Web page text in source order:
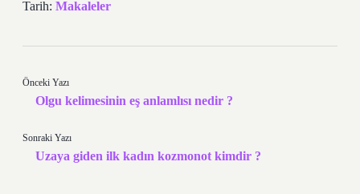
Tarih: Makaleler
Önceki Yazı
Olgu kelimesinin eş anlamlısı nedir ?
Sonraki Yazı
Uzaya giden ilk kadın kozmonot kimdir ?